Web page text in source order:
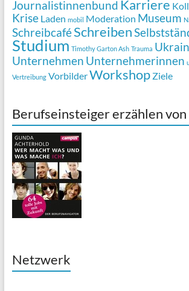
Journalistinnenbund Karriere
Krise Laden mobil Moderation Museum
SchreibcaféSchreiben
Studium Timothy Garton Ash Trauma
Unternehmen Unternehmerinnen
Vertreibung VorbilderWorkshop Ziele
Berufseinsteiger erzählen
Netzwerk